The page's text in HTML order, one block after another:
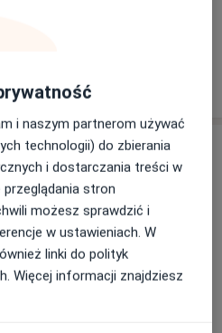
są ceny?
Centrum przy KOT
3,05-400Otwock
i naszym partnerom używać
technologii) do zbierania
i dostarczania treści w
stron
możesz sprawdzić i
w ustawieniach. W
linki do polityk
Więcej informacji znajdziesz